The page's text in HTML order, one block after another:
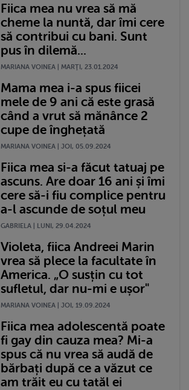
Fiica mea nu vrea să mă
cheme la nuntă, dar îmi cere
să contribui cu bani. Sunt
pus în dilemă...
MARIANA VOINEA | MARŢI, 23.01.2024
Mama mea i-a spus fiicei
mele de 9 ani că este grasă
când a vrut să mănânce 2
cupe de înghețată
MARIANA VOINEA | JOI, 05.09.2024
Fiica mea si-a făcut tatuaj pe
ascuns. Are doar 16 ani și îmi
cere să-i fiu complice pentru
a-l ascunde de soțul meu
GABRIELA | LUNI, 29.04.2024
Violeta, fiica Andreei Marin
vrea să plece la facultate în
America. „O susțin cu tot
sufletul, dar nu-mi e ușor"
MARIANA VOINEA | JOI, 19.09.2024
Fiica mea adolescentă poate
fi gay din cauza mea? Mi-a
spus că nu vrea să audă de
bărbați după ce a văzut ce
am trăit eu cu tatăl ei